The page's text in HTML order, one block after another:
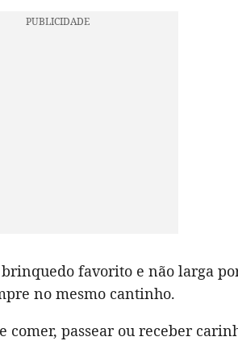
favorito e não larga
no mesmo cantinho.
passear ou receber